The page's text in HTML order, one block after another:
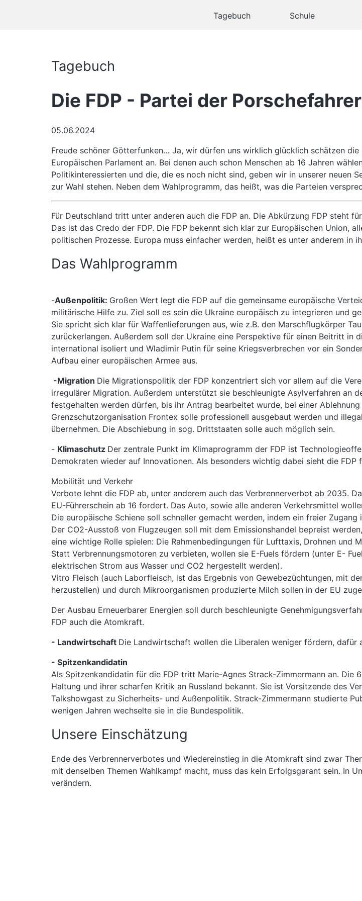
Tagebuch Schule
Tagebuch
Die FDP - Partei der
05.06.2024
Freude schöner Götterfunken… Ja, wir dürfen uns wirklich glücklich schätzen
Europäischen Parlament an. Bei denen auch schon Menschen ab 16 Jahren
Politikinteressierten und die, die es noch nicht sind, geben wir in unserer neuen
zur Wahl stehen. Neben dem Wahlprogramm, das heißt, was die Parteien
Für Deutschland tritt unter anderen auch die FDP an. Die Abkürzung FDP steht
Das ist das Credo der FDP. Die FDP bekennt sich klar zur Europäischen Union,
politischen Prozesse. Europa muss einfacher werden, heißt es unter anderem in
Das Wahlprogramm
-Außenpolitik: Großen Wert legt die FDP auf die gemeinsame europäische
militärische Hilfe zu. Ziel soll es sein die Ukraine europäisch zu integrieren und
Sie spricht sich klar für Waffenlieferungen aus, wie z.B. den Marschflugkörper
zurückerlangen. Außerdem soll der Ukraine eine Perspektive für einen Beitritt in
international isoliert und Wladimir Putin für seine Kriegsverbrechen vor ein
Aufbau einer europäischen Armee aus.
-Migration Die Migrationspolitik der FDP konzentriert sich vor allem auf die
irregulärer Migration. Außerdem unterstützt sie beschleunigte Asylverfahren an
festgehalten werden dürfen, bis ihr Antrag bearbeitet wurde, bei einer
Grenzschutzorganisation Frontex solle professionell ausgebaut werden und
übernehmen. Die Abschiebung in sog. Drittstaaten solle auch möglich sein.
- Klimaschutz Der zentrale Punkt im Klimaprogramm der FDP ist
Demokraten wieder auf Innovationen. Als besonders wichtig dabei sieht die FDP
Mobilität und Verkehr
Verbote lehnt die FDP ab, unter anderem auch das Verbrennerverbot ab 2035.
EU-Führerschein ab 16 fordert. Das Auto, sowie alle anderen Verkehrsmittel
Die europäische Schiene soll schneller gemacht werden, indem ein freier
Der CO2-Ausstoß von Flugzeugen soll mit dem Emissionshandel bepreist
eine wichtige Rolle spielen: Die Rahmenbedingungen für Lufttaxis, Drohnen und
Statt Verbrennungsmotoren zu verbieten, wollen sie E-Fuels fördern (unter E-
elektrischen Strom aus Wasser und CO2 hergestellt werden).
Vitro Fleisch (auch Laborfleisch, ist das Ergebnis von Gewebezüchtungen, mit
herzustellen) und durch Mikroorganismen produzierte Milch sollen in der EU
Der Ausbau Erneuerbarer Energien soll durch beschleunigte
FDP auch die Atomkraft.
- Landwirtschaft Die Landwirtschaft wollen die Liberalen weniger fördern, dafür
- Spitzenkandidatin
Als Spitzenkandidatin für die FDP tritt Marie-Agnes Strack-Zimmermann an.
Haltung und ihrer scharfen Kritik an Russland bekannt. Sie ist Vorsitzende des
Talkshowgast zu Sicherheits- und Außenpolitik. Strack-Zimmermann studierte
wenigen Jahren wechselte sie in die Bundespolitik.
Unsere Einschätzung
Ende des Verbrennerverbotes und Wiedereinstieg in die Atomkraft sind zwar
mit denselben Themen Wahlkampf macht, muss das kein Erfolgsgarant sein. In
verändern.